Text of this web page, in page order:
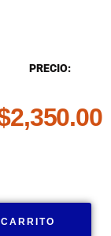
PRECIO:
2,350.00